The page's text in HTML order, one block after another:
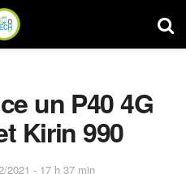
un P40 4G
Kirin 990
2021 - 17 h 37 min